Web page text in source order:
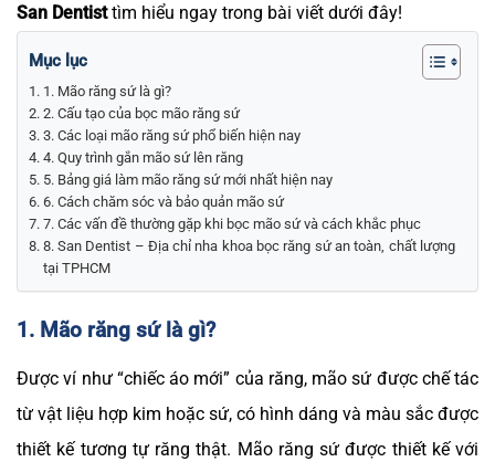
San Dentisttìm hiểu ngay trong bài viết dưới đây!
Mục lục
1. Mão răng sứ là gì?
2. Cấu tạo của bọc mão răng sứ
3. Các loại mão răng sứ phổ biến hiện nay
4. Quy trình gắn mão sứ lên răng
5. Bảng giá làm mão răng sứ mới nhất hiện nay
6. Cách chăm sóc và bảo quản mão sứ
7. Các vấn đề thường gặp khi bọc mão sứ và cách khắc phục
8. San Dentist – Địa chỉ nha khoa bọc răng sứ an toàn, chất lượng
tại TPHCM
1. Mão răng sứ là gì?
Được ví như “chiếc áo mới” của răng, mão sứ được chế tác
từ vật liệu hợp kim hoặc sứ, có hình dáng và màu sắc được
thiết kế tương tự răng thật. Mão răng sứ được thiết kế với